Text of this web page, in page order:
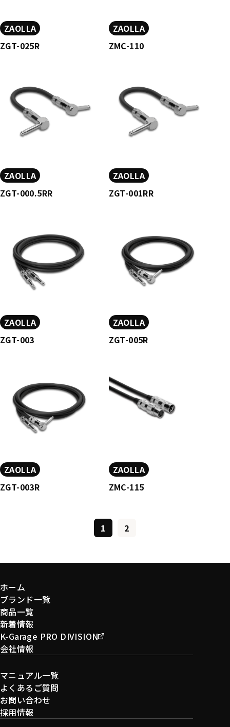
ZAOLLA
ZGT-025R
ZAOLLA
ZMC-110
ZAOLLA
ZGT-000.5RR
ZAOLLA
ZGT-001RR
ZAOLLA
ZGT-003
ZAOLLA
ZGT-005R
ZAOLLA
ZGT-003R
ZAOLLA
ZMC-115
1 2
ホーム
ブランド一覧
商品一覧
新着情報
K-Garage PRO DIVISION
会社情報
マニュアル一覧
よくあるご質問
お問い合わせ
採用情報